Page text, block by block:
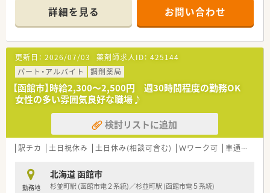
■ご経験は不問 これから勉強してみたいというご意欲のある
方も歓迎です
詳細を見る お問い合わせ
更新日： 2026/07/03 薬剤師求人ID： 425144
パート・アルバイト
調剤薬局
【函館市】時給2,300～2,500円 週30時間程度の勤務OK
女性の多い雰囲気良好な職場♪
検討リストに追加
駅チカ 土日祝休み 土日休み(相談可含む) Ｗワーク可 車通勤可
勤務地
北海道 函館市
杉並町駅 (函館市電２系統)／杉並町駅 (函館市電５系統)